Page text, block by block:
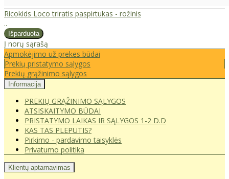
Ricokids Loco triratis paspirtukas - rožinis
..
Į norų sąrašą
Apmokėjimo už prekes būdai
Prekių pristatymo sąlygos
Prekių grąžinimo sąlygos
Informacija
PREKIŲ GRĄŽINIMO SĄLYGOS
ATSISKAITYMO BŪDAI
PRISTATYMO LAIKAS IR SĄLYGOS 1-2 D.D
KAS TAS PLEPUTIS?
Pirkimo - pardavimo taisyklės
Privatumo politika
Klientų aptarnavimas